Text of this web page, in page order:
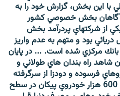
با اين بخش، گزارش خود را به
آگاهان بخش خصوصي كشور
از شركتهاي پردرآمد بخش
بود و متهم به عدم واريز
مركزي شده است. ... در پايان
شاهد راه بندان هاي طولاني و
فرسوده و دودزا از سرگرفته
شد. براساس آمار يك ميليون 600 هزار خودروي پيكان در سطح